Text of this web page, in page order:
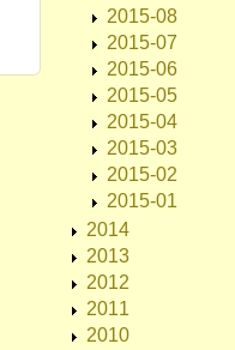
2015-08
2015-07
2015-06
2015-05
2015-04
2015-03
2015-02
2015-01
2014
2013
2012
2011
2010